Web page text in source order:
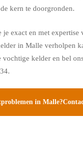
kern te doorgronden.
exact en met expertise
in Malle verholpen
kelder en bel
in